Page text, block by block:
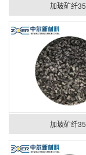
加玻矿纤35
加玻矿纤35